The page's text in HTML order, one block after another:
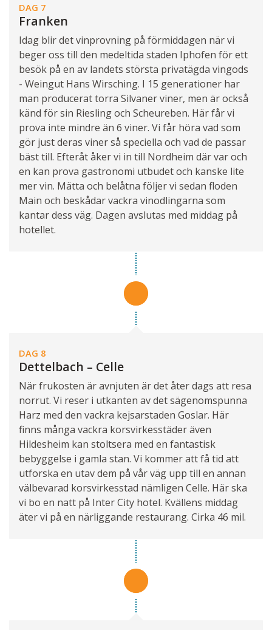
DAG 7
Franken
Idag blir det vinprovning på förmiddagen när vi
beger oss till den medeltida staden Iphofen för ett
besök på en av landets största privatägda vingods
- Weingut Hans Wirsching. I 15 generationer har
man producerat torra Silvaner viner, men är också
känd för sin Riesling och Scheureben. Här får vi
prova inte mindre än 6 viner. Vi får höra vad som
gör just deras viner så speciella och vad de passar
bäst till. Efteråt åker vi in till Nordheim där var och
en kan prova gastronomi utbudet och kanske lite
mer vin. Mätta och belåtna följer vi sedan floden
Main och beskådar vackra vinodlingarna som
kantar dess väg. Dagen avslutas med middag på
hotellet.
DAG 8
Dettelbach – Celle
När frukosten är avnjuten är det åter dags att resa
norrut. Vi reser i utkanten av det sägenomspunna
Harz med den vackra kejsarstaden Goslar. Här
finns många vackra korsvirkesstäder även
Hildesheim kan stoltsera med en fantastisk
bebyggelse i gamla stan. Vi kommer att få tid att
utforska en utav dem på vår väg upp till en annan
välbevarad korsvirkesstad nämligen Celle. Här ska
vi bo en natt på Inter City hotel. Kvällens middag
äter vi på en närliggande restaurang. Cirka 46 mil.